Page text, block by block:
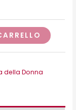
della Donna